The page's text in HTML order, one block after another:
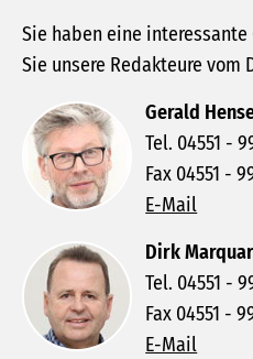
Sie haben eine
Sie unsere Redakteure vom
Gerald
Tel. 04551 -
Fax 04551 -
E-Mail
Dirk
Tel. 04551 -
Fax 04551 -
E-Mail